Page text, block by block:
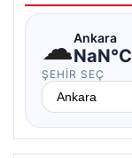
☁Ankara
NaN°C
ŞEHIR SEÇ